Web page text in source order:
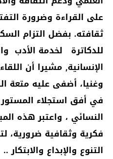
على القراءة وضرورة
ثقافته. بفضل التزام
للدكاترة لخدمة الأدب
الإنسانية, مشيرا أن
وغنيا، أضفى عليه متعة
في أفق استجلاء
النسائي ، واعتبر هذه
فكرية وثقافية ضرورية،
التنوع والإبداع والابتكار ..